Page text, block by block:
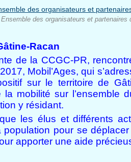
Ensemble des organisateurs et
Racan
de la CCGC-PR,
Mobil’Ages, qui
sur le territoire de
mobilité sur l’ensemble
y résidant.
les élus et différents
pour se
apporter une aide